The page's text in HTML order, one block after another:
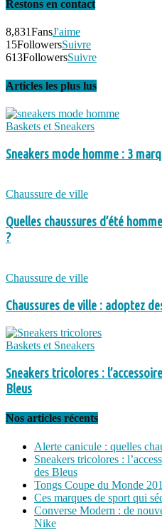
Restons en contact
8,831FansJ'aime
15FollowersSuivre
613FollowersSuivre
Articles les plus lus
Baskets et Sneakers
Sneakers mode homme : 3
Chaussure de ville
Quelles chaussures d’été
?
Chaussure de ville
Chaussures de ville : adoptez
Baskets et Sneakers
Sneakers tricolores :
Bleus
Nos articles récents
Alerte canicule : quelles
Sneakers tricolores :
des Bleus
Tongs Coupe du Monde
Ces marques de sport qui
Converse Modern : de
Nike